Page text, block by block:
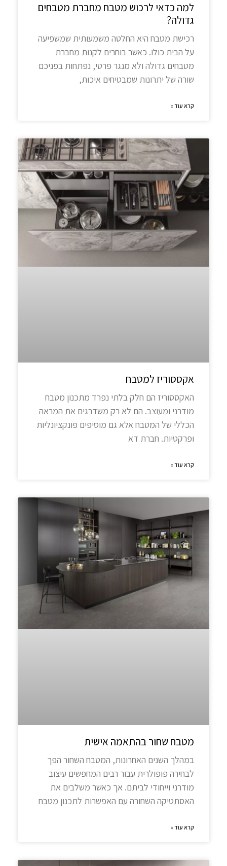
למה כדאי לרכוש מטבח מחברת מטבחים
גדולה?
רכישת מטבח היא החלטה משמעותית שמשפיעה
על הבית כולו. כאשר בוחרים לקנות מחברת
מטבחים גדולה ולא מנגר פרטי, נפתחות בפניכם
שורה של יתרונות שמבטיחים איכות,
קרא עוד »
אקססוריז למטבח
האקססוריז הם חלק בלתי נפרד מתכנון מטבח
מודרני ומעוצב. הם לא רק משדרגים את המראה
הכללי של המטבח אלא גם מוסיפים פונקציונליות
ופרקטיות. חברת דא
קרא עוד »
מטבח שחור בהתאמה אישית
במהלך השנים האחרונות, המטבח השחור הפך
לבחירה פופולרית עבור רבים המחפשים עיצוב
מודרני וייחודי לביתם. אך כאשר משלבים את
האסתטיקה השחורה עם האפשרות לתכנון מטבח
קרא עוד »